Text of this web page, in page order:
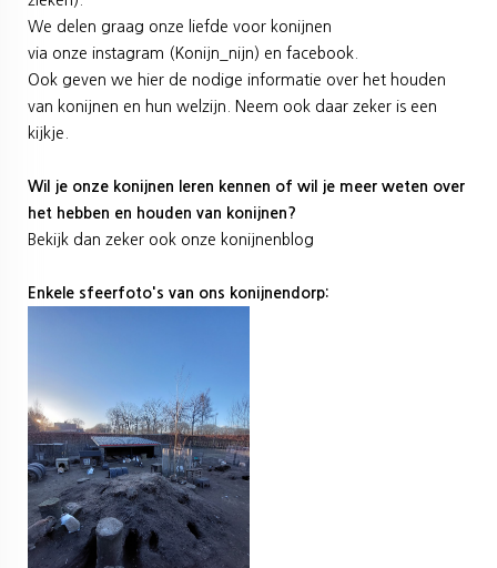
We delen graag onze liefde voor konijnen
via onze instagram (Konijn_nijn) en facebook
Ook geven we hier de nodige informatie over het houden
van konijnen en hun welzijn. Neem ook daar zeker is een
kijkje.
Wil je onze konijnen leren kennen of wil je meer weten over
het hebben en houden van konijnen?
Bekijk dan zeker ook onze konijnenblog
Enkele sfeerfoto's van ons konijnendorp: